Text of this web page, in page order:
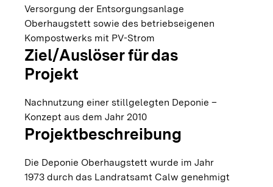
Versorgung der Entsorgungsanlage
Oberhaugstett sowie des betriebseigenen
Kompostwerks mit PV-Strom
Ziel/Auslöser für das
Projekt
Nachnutzung einer stillgelegten Deponie –
Konzept aus dem Jahr 2010
Projektbeschreibung
Die Deponie Oberhaugstett wurde im Jahr
1973 durch das Landratsamt Calw genehmigt